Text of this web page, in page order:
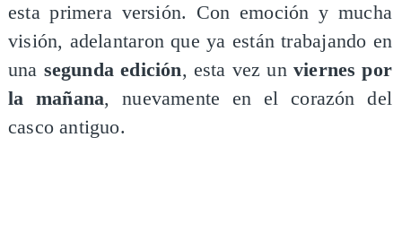
esta primera versión. Con emoción y mucha
visión, adelantaron que ya están trabajando en
una segunda edición, esta vez un viernes por
la mañana, nuevamente en el corazón del
casco antiguo.